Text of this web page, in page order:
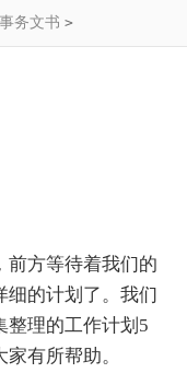
事务文书 >
方等待着我们的
细的计划了。我们
整理的工作计划5
有所帮助。